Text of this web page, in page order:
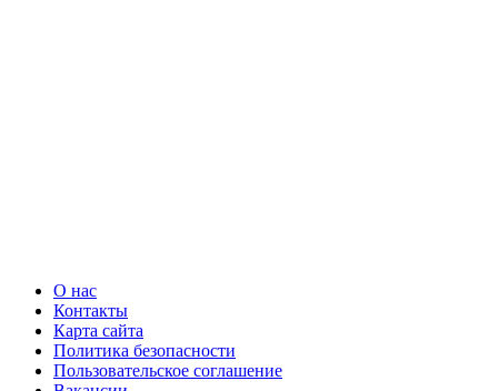
О нас
Контакты
Карта сайта
Политика безопасности
Пользовательское соглашение